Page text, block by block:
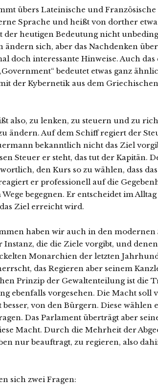
übers Lateinische und
Sprache und heißt von dorther etwa
der heutigen Bedeutung nicht
ändern sich, aber das Nachdenken
doch interessante Hinweise. Auch
bedeutet etwas ganz
der Kybernetik aus dem
also, zu lenken, zu steuern und zu
ändern. Auf dem Schiff regiert der
bekanntlich nicht das Ziel
Steuer er steht, das tut der Kapitän.
den Kurs so zu wählen, dass
er professionell auf die
begegnen. Er entscheidet im
Ziel erreicht wird.
haben wir auch in den
Instanz, die die Ziele vorgibt, und
Monarchien der letzten
das Regieren aber seinem
Prinzip der Gewaltenteilung ist die
ebenfalls vorgesehen. Die Macht soll
von den Bürgern. Diese wählen
Das Parlament überträgt aber
Macht. Durch die Mehrheit der
nur beauftragt, zu regieren, also
sich zwei Fragen: